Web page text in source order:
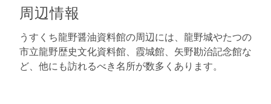
周辺情報
うすくち龍野醤油資料館の周辺には、龍野城やたつの
市立龍野歴史文化資料館、霞城館、矢野勘治記念館な
ど、他にも訪れるべき名所が数多くあります。